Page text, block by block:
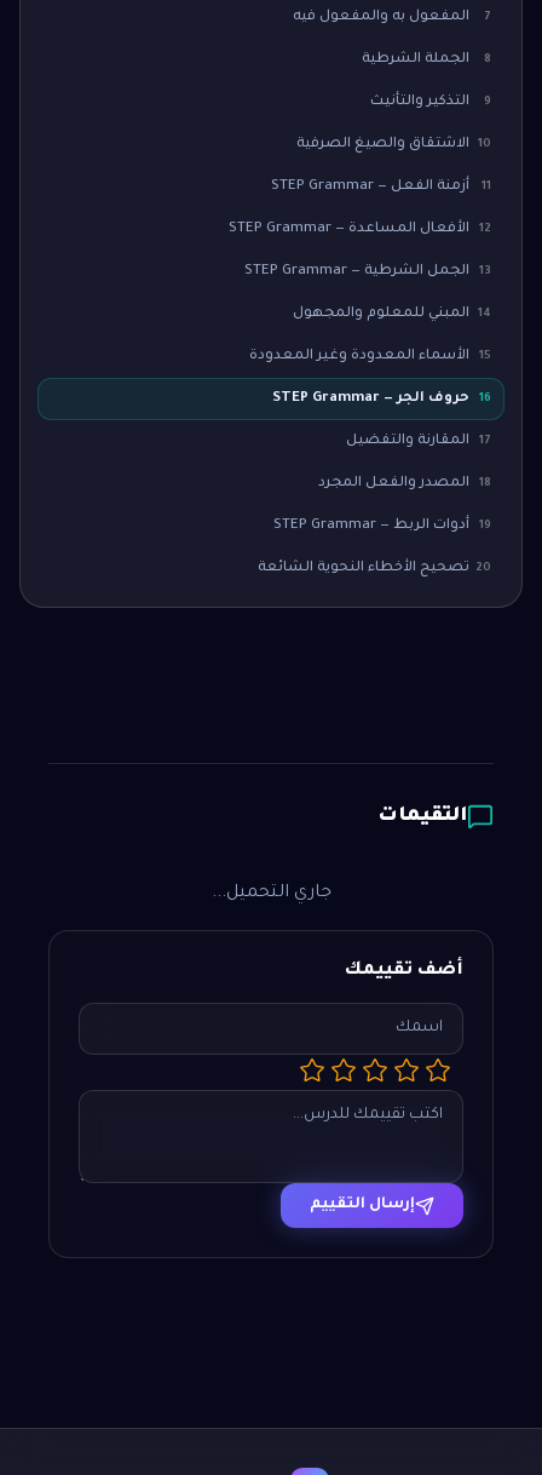
7 المفعول به والمفعول فيه
8 الجملة الشرطية
9 التذكير والتأنيث
10 الاشتقاق والصيغ الصرفية
11 أزمنة الفعل — STEP Grammar
12 الأفعال المساعدة — STEP Grammar
13 الجمل الشرطية — STEP Grammar
14 المبني للمعلوم والمجهول
15 الأسماء المعدودة وغير المعدودة
16 حروف الجر — STEP Grammar
17 المقارنة والتفضيل
18 المصدر والفعل المجرد
19 أدوات الربط — STEP Grammar
20 تصحيح الأخطاء النحوية الشائعة
التقيمات
جاري التحميل...
أضف تقييمك
إرسال التقييم